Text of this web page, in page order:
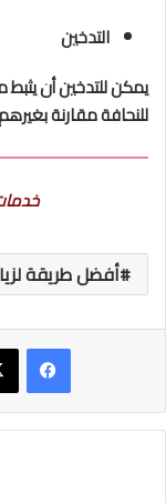
التدخين
يمكن للتدخين أن
للنحافة مقارنة
أفضل طريقة